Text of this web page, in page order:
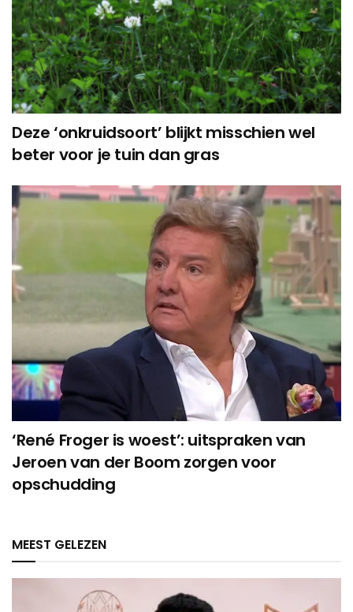
Deze ‘onkruidsoort’ blijkt misschien wel
beter voor je tuin dan gras
‘René Froger is woest’: uitspraken van
Jeroen van der Boom zorgen voor
opschudding
MEEST GELEZEN